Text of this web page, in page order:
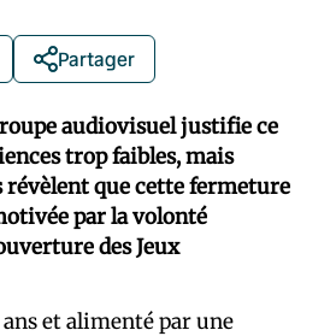
Partager
audiovisuel justifie ce
trop faibles, mais
révèlent que cette fermeture
par la volonté
des Jeux
et alimenté par une